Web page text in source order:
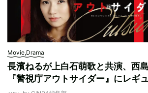
Movie,Drama
長濱ねるが上白石萌歌と共演、西
『警視庁アウトサイダー』にレギ